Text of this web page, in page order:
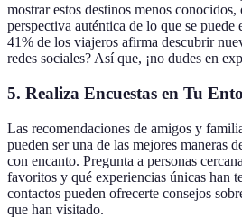
mostrar estos destinos menos
perspectiva auténtica de lo que se puede
41% de los viajeros afirma descubrir
redes sociales? Así que, ¡no dudes en
5. Realiza Encuestas en Tu
Las recomendaciones de amigos y
pueden ser una de las mejores maneras
con encanto. Pregunta a personas
favoritos y qué experiencias únicas han
contactos pueden ofrecerte consejos
que han visitado.